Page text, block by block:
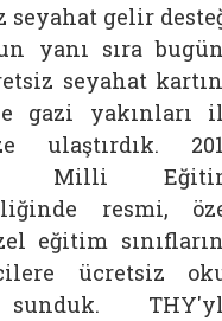
gelir
yanı sıra
seyahat
gazi yakınları
ulaştırdık.
Milli
resmi,
eğitim
ücretsiz